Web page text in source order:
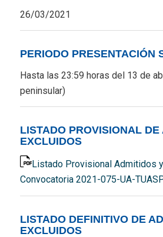
26/03/2021
PERIODO PRESENTACIÓN
Hasta las 23:59 horas del 13 de
peninsular)
LISTADO PROVISIONAL DE
EXCLUIDOS
Listado Provisional Admitidos
Convocatoria 2021-075-UA-
LISTADO DEFINITIVO DE
EXCLUIDOS